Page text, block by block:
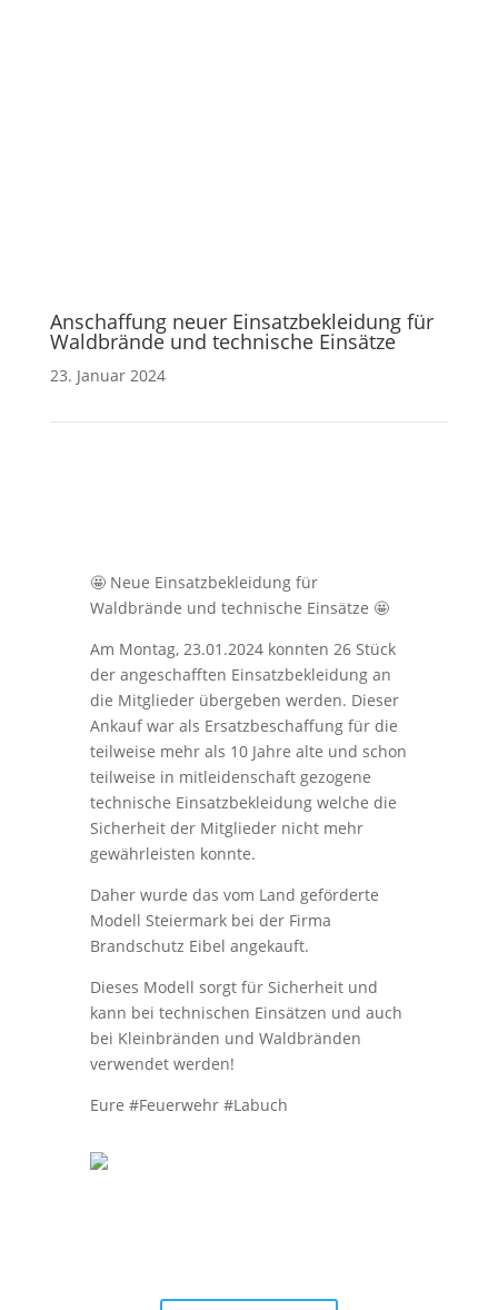
Anschaffung neuer Einsatzbekleidung für
Waldbrände und technische Einsätze
23. Januar 2024
🤩 Neue Einsatzbekleidung für
Waldbrände und technische Einsätze 🤩
Am Montag, 23.01.2024 konnten 26 Stück
der angeschafften Einsatzbekleidung an
die Mitglieder übergeben werden. Dieser
Ankauf war als Ersatzbeschaffung für die
teilweise mehr als 10 Jahre alte und schon
teilweise in mitleidenschaft gezogene
technische Einsatzbekleidung welche die
Sicherheit der Mitglieder nicht mehr
gewährleisten konnte.
Daher wurde das vom Land geförderte
Modell Steiermark bei der Firma
Brandschutz Eibel angekauft.
Dieses Modell sorgt für Sicherheit und
kann bei technischen Einsätzen und auch
bei Kleinbränden und Waldbränden
verwendet werden!
Eure #Feuerwehr #Labuch